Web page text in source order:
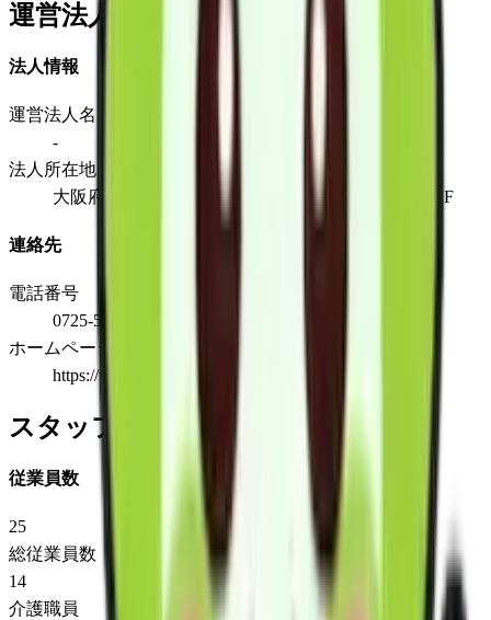
運営法人
法人情報
運営法人名
-
法人所在地
大阪府和泉市池田下町1763-1サンフォレスタ和泉1F
連絡先
電話番号
0725-57-1911
ホームページ
https://www.helianthus-kk.com
スタッフ情報
従業員数
25
総従業員数
14
介護職員